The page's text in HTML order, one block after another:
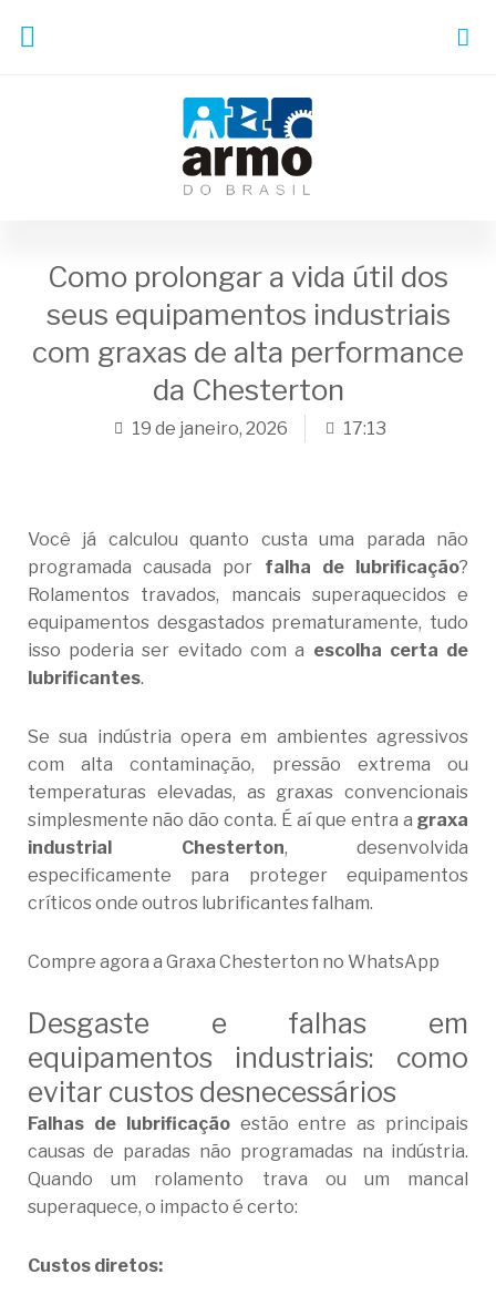
Como prolongar a vida útil dos
seus equipamentos industriais
com graxas de alta performance
da Chesterton
19 de janeiro, 2026 17:13
Você já calculou quanto custa uma parada não
programada causada por falha de lubrificação?
Rolamentos travados, mancais superaquecidos e
equipamentos desgastados prematuramente, tudo
isso poderia ser evitado com a escolha certa de
lubrificantes.
Se sua indústria opera em ambientes agressivos
com alta contaminação, pressão extrema ou
temperaturas elevadas, as graxas convencionais
simplesmente não dão conta. É aí que entra a graxa
industrial Chesterton, desenvolvida
especificamente para proteger equipamentos
críticos onde outros lubrificantes falham.
Compre agora a Graxa Chesterton no WhatsApp
Desgaste e falhas em
equipamentos industriais: como
evitar custos desnecessários
Falhas de lubrificaçãoestão entre as principais
causas de paradas não programadas na indústria.
Quando um rolamento trava ou um mancal
superaquece, o impacto é certo:
Custos diretos: